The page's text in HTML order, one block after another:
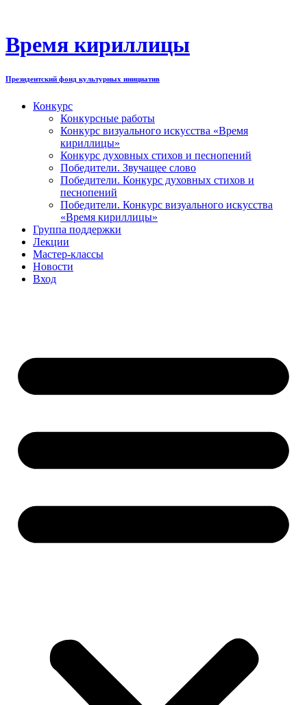
содержимому
Время кириллицы
Президентский фонд культурных инициатив
Конкурс
Конкурсные работы
Конкурс визуального искусства «Время
кириллицы»
Конкурс духовных стихов и песнопений
Победители. Звучащее слово
Победители. Конкурс духовных стихов и
песнопений
Победители. Конкурс визуального искусства
«Время кириллицы»
Группа поддержки
Лекции
Мастер-классы
Новости
Вход